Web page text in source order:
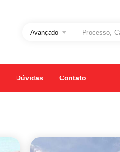
Avançado
Dúvidas Contato